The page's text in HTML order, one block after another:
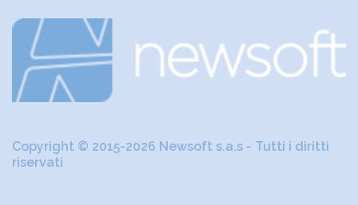
Copyright © 2015-2026 Newsoft s.a.s - Tutti i diritti
riservati